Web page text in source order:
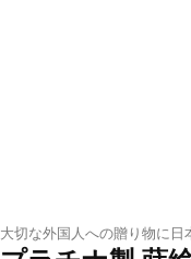
大切な外国人への贈り物に日